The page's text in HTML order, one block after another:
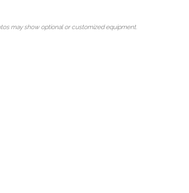
may show optional or customized equipment.